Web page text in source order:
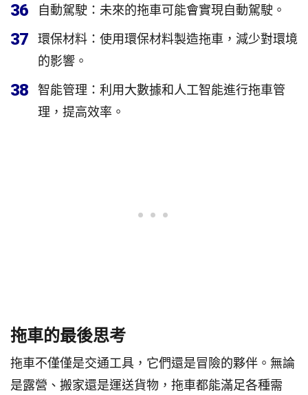
36 自動駕駛：未來的拖車可能會實現自動駕駛。
37
環保材料：使用環保材料製造拖車，減少對環境
的影響。
38
智能管理：利用大數據和人工智能進行拖車管
理，提高效率。
拖車的最後思考
拖車不僅僅是交通工具，它們還是冒險的夥伴。無論
是露營、搬家還是運送貨物，拖車都能滿足各種需